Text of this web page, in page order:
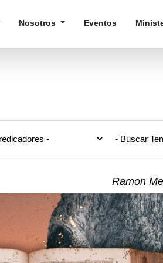
Nosotros Eventos
Ramon